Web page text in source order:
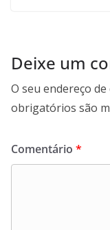
Deixe um
O seu endereço
obrigatórios são
Comentário *